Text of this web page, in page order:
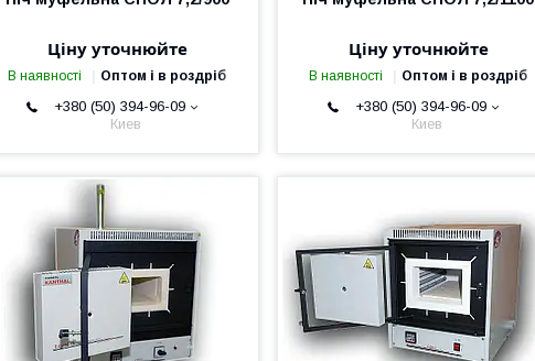
Ціну уточнюйте
В наявності Оптом і в роздріб
+380 (50) 394-96-09
Киев
Ціну уточнюйте
В наявності Оптом і в роздріб
+380 (50) 394-96-09
Киев